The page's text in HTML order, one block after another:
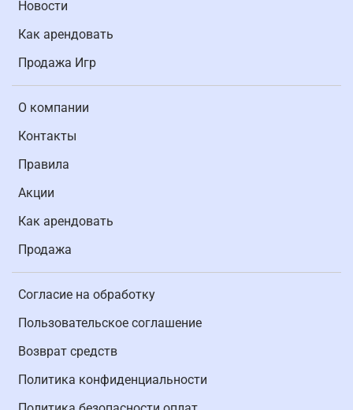
Новости
Как арендовать
Продажа Игр
О компании
Контакты
Правила
Акции
Как арендовать
Продажа
Согласие на обработку
Пользовательское соглашение
Возврат средств
Политика конфиденциальности